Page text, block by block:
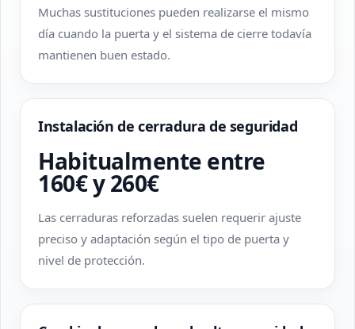
Muchas sustituciones pueden realizarse el mismo
día cuando la puerta y el sistema de cierre todavía
mantienen buen estado.
Instalación de cerradura de seguridad
Habitualmente entre
160€ y 260€
Las cerraduras reforzadas suelen requerir ajuste
preciso y adaptación según el tipo de puerta y
nivel de protección.